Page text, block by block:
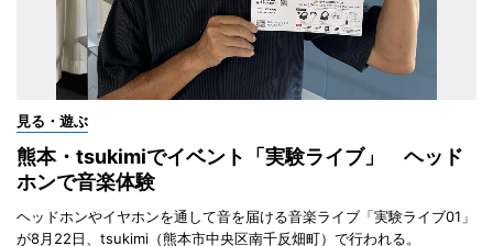
見る・遊ぶ
熊本・tsukimiでイベント「実験ライブ」 ヘッド
ホンで音楽体験
ヘッドホンやイヤホンを通して音を届ける音楽ライブ「実験ライブ01」
が8月22日、tsukimi（熊本市中央区南千反畑町）で行われる。